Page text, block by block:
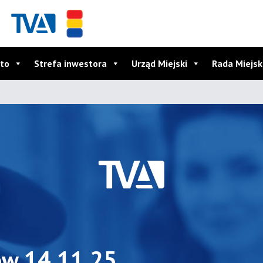
Strefa inwestora Urząd Miejski Rada